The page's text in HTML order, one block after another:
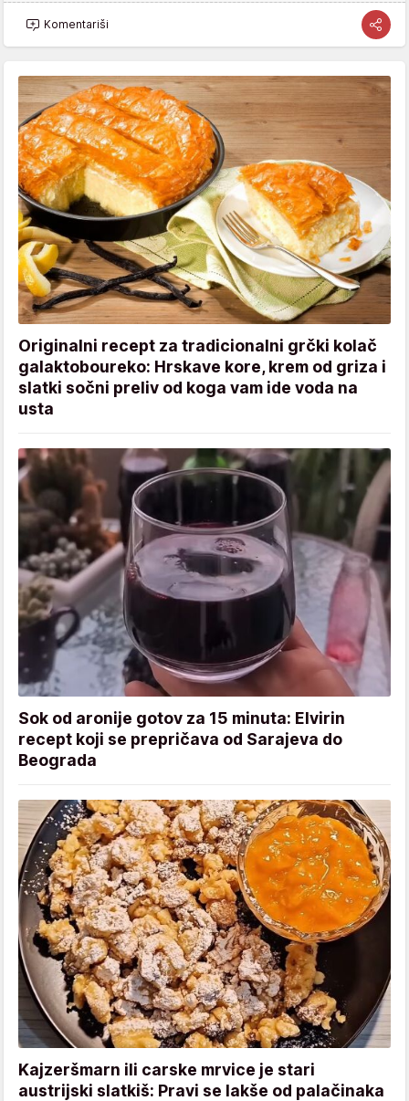
Komentariši
Originalni recept za tradicionalni grčki kolač
galaktoboureko: Hrskave kore, krem od griza i
slatki sočni preliv od koga vam ide voda na
usta
Sok od aronije gotov za 15 minuta: Elvirin
recept koji se prepričava od Sarajeva do
Beograda
Kajzeršmarn ili carske mrvice je stari
austrijski slatkiš: Pravi se lakše od palačinaka